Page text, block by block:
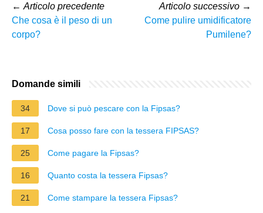
← Articolo precedente
Che cosa è il peso di un
corpo?
Articolo successivo →
Come pulire umidificatore
Pumilene?
Domande simili
34 Dove si può pescare con la Fipsas?
17 Cosa posso fare con la tessera FIPSAS?
25 Come pagare la Fipsas?
16 Quanto costa la tessera Fipsas?
21 Come stampare la tessera Fipsas?